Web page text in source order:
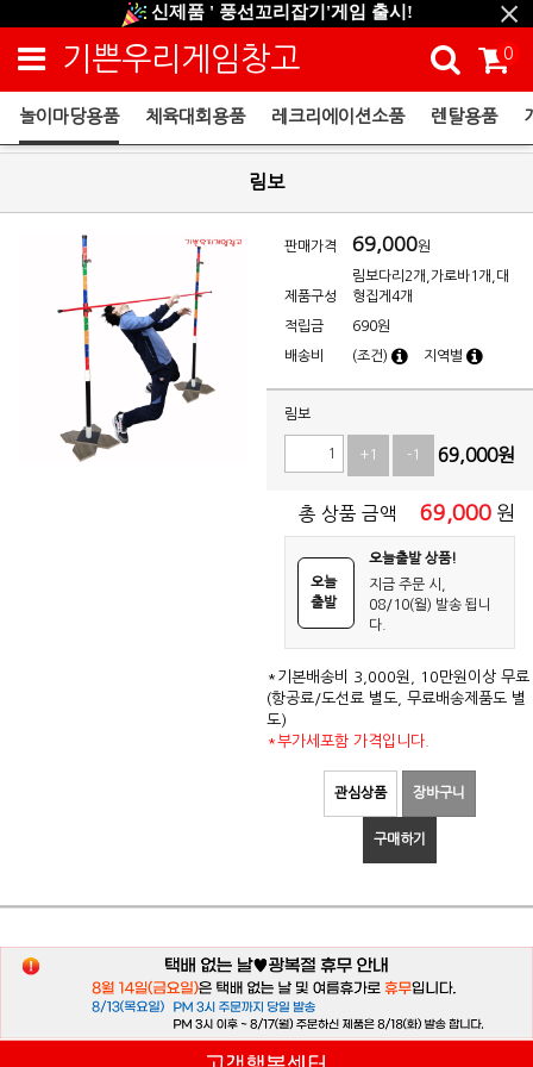
신제품 ' 풍선꼬리잡기'게임 출시!
신규회원 HAPPY EVENT 적립금 5,000원 증정
❤ 신제품 ' 컬링&볼링 ' 출시! ❤
기쁜우리게임창고 0
놀이마당용품 체육대회용품 레크리에이션소품 렌탈용품
림보
판매가격 69,000원
제품구성
림보다리2개,가로바1개,대
형집게4개
적립금 690원
배송비 (조건) 지역별
림보
+1 -1 69,000원
총 상품 금액 69,000 원
오늘
출발
오늘출발 상품!
지금 주문 시,
08/10(월) 발송 됩니
다.
*기본배송비 3,000원, 10만원이상 무료
(항공료/도선료 별도, 무료배송제품도 별
도)
*부가세포함 가격입니다.
관심상품 장바구니
구매하기